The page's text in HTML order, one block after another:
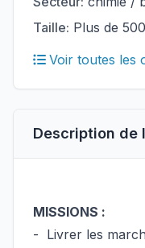
Taille: Plus de
Voir toutes les
Description de
MISSIONS :
- Livrer les